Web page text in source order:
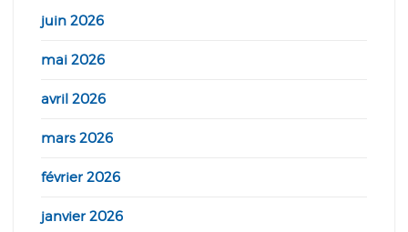
juin 2026
mai 2026
avril 2026
mars 2026
février 2026
janvier 2026